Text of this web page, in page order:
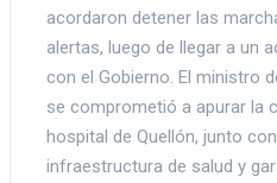
acordaron detener las
alertas, luego de llegar a un
con el Gobierno. El ministro
se comprometió a apurar la
hospital de Quellón, junto
infraestructura de salud y